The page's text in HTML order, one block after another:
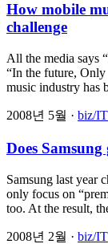
How mobile
challenge
All the media says
“In the future,
music industry has
2008년 5월 · biz/IT
Does
Samsung last year
only focus on
too. At the result,
2008년 2월 · biz/IT